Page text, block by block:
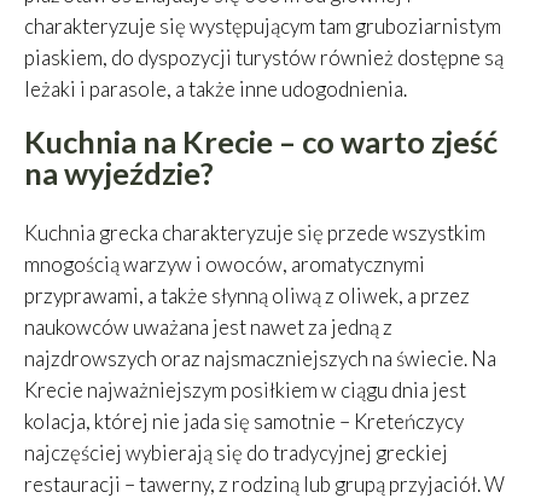
charakteryzuje się występującym tam gruboziarnistym
piaskiem, do dyspozycji turystów również dostępne są
leżaki i parasole, a także inne udogodnienia.
Kuchnia na Krecie – co warto zjeść
na wyjeździe?
Kuchnia grecka charakteryzuje się przede wszystkim
mnogością warzyw i owoców, aromatycznymi
przyprawami, a także słynną oliwą z oliwek, a przez
naukowców uważana jest nawet za jedną z
najzdrowszych oraz najsmaczniejszych na świecie. Na
Krecie najważniejszym posiłkiem w ciągu dnia jest
kolacja, której nie jada się samotnie – Kreteńczycy
najczęściej wybierają się do tradycyjnej greckiej
restauracji – tawerny, z rodziną lub grupą przyjaciół. W